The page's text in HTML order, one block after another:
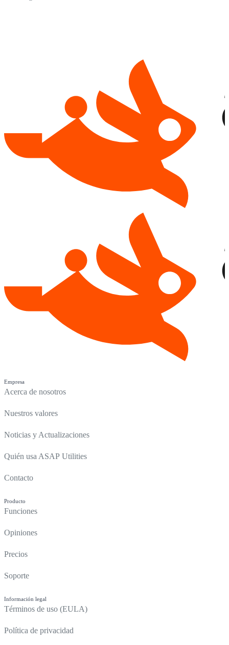
Empresa
Acerca de nosotros
Nuestros valores
Noticias y Actualizaciones
Quién usa ASAP Utilities
Contacto
Producto
Funciones
Opiniones
Precios
Soporte
Información legal
Términos de uso (EULA)
Política de privacidad